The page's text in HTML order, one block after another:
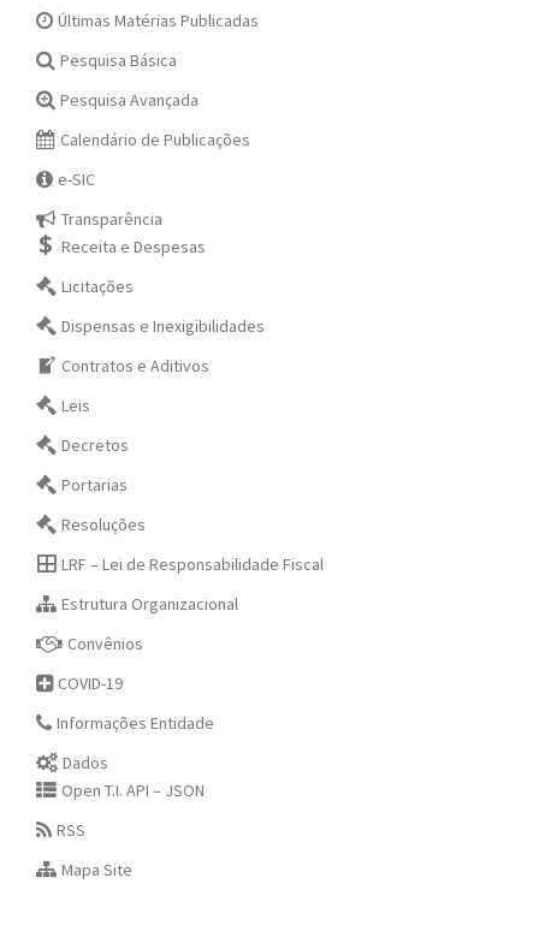
Últimas Matérias Publicadas
Pesquisa Básica
Pesquisa Avançada
Calendário de Publicações
e-SIC
Transparência
Receita e Despesas
Licitações
Dispensas e Inexigibilidades
Contratos e Aditivos
Leis
Decretos
Portarias
Resoluções
LRF – Lei de Responsabilidade Fiscal
Estrutura Organizacional
Convênios
COVID-19
Informações Entidade
Dados
Open T.I. API – JSON
RSS
Mapa Site